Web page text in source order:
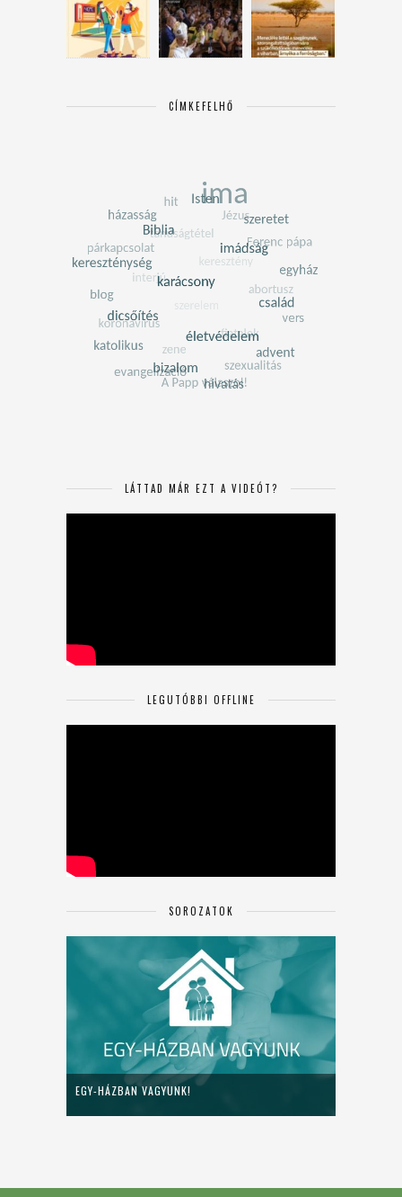
CÍMKEFELHŐ
LÁTTAD MÁR EZT A VIDEÓT?
LEGUTÓBBI OFFLINE
SOROZATOK
EGY-HÁZBAN VAGYUNK!